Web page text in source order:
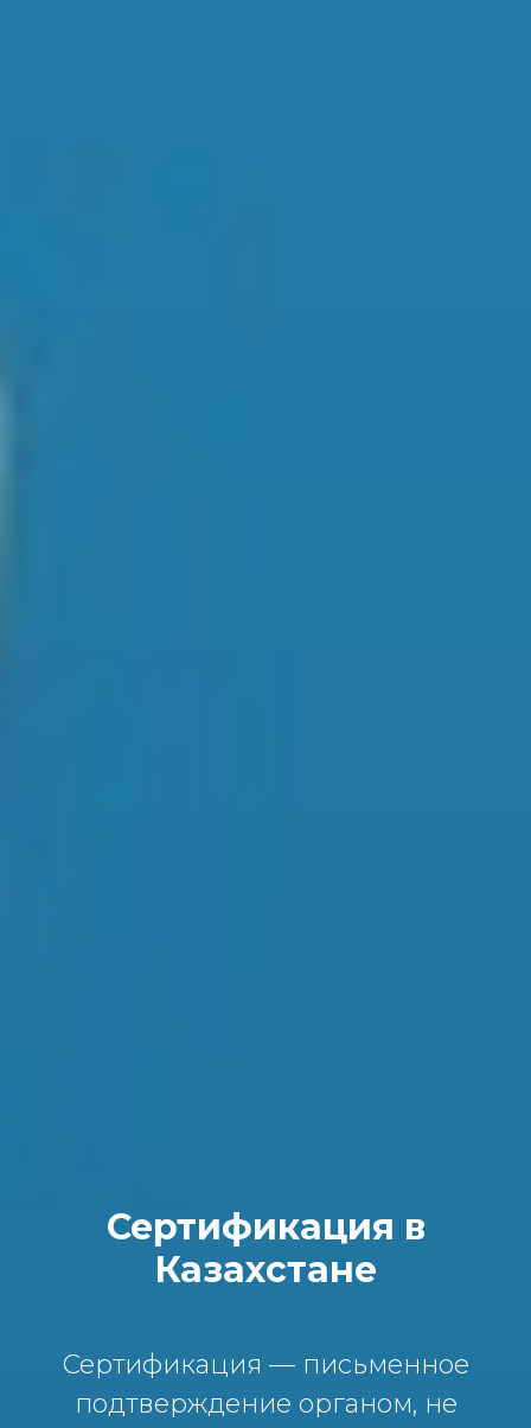
Сертификация в
Казахстане
Сертификация — письменное
подтверждение органом, не